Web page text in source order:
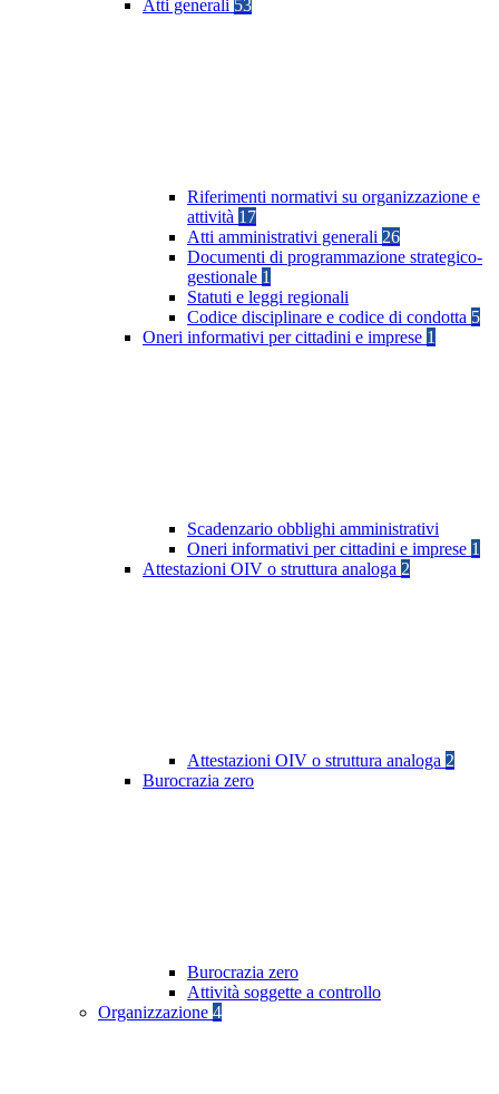
Atti generali 53
Riferimenti normativi su organizzazione e
attività 17
Atti amministrativi generali 26
Documenti di programmazione strategico-
gestionale 1
Statuti e leggi regionali
Codice disciplinare e codice di condotta 5
Oneri informativi per cittadini e imprese 1
Scadenzario obblighi amministrativi
Oneri informativi per cittadini e imprese 1
Attestazioni OIV o struttura analoga 2
Attestazioni OIV o struttura analoga 2
Burocrazia zero
Burocrazia zero
Attività soggette a controllo
Organizzazione 4